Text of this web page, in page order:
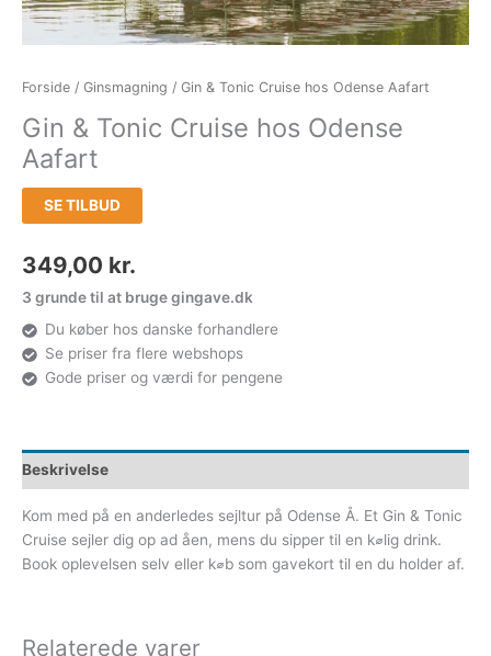
Forside / Ginsmagning / Gin & Tonic Cruise hos Odense Aafart
Gin & Tonic Cruise hos Odense
Aafart
SE TILBUD
349,00 kr.
3 grunde til at bruge gingave.dk
Du køber hos danske forhandlere
Se priser fra flere webshops
Gode priser og værdi for pengene
Beskrivelse
Kom med på en anderledes sejltur på Odense Å. Et Gin & Tonic
Cruise sejler dig op ad åen, mens du sipper til en k⌀lig drink.
Book oplevelsen selv eller k⌀b som gavekort til en du holder af.
Relaterede varer